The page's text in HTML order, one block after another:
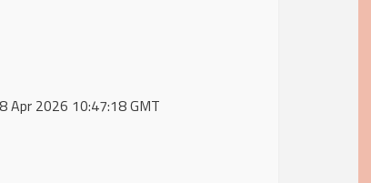
Apr 2026 10:47:18 GMT